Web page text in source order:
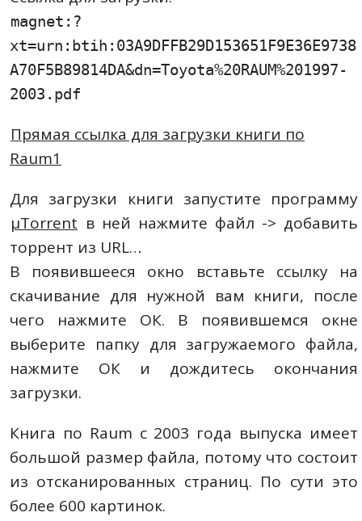
magnet:?
xt=urn:btih:03A9DFFB29D153651F9E36E9738
A70F5B89814DA&dn=Toyota%20RAUM%201997-
2003.pdf
Прямая ссылка для загрузки книги по
Raum1
Для загрузки книги запустите программу
µTorrent в ней нажмите файл -> добавить
торрент из URL…
В появившееся окно вставьте ссылку на
скачивание для нужной вам книги, после
чего нажмите ОК. В появившемся окне
выберите папку для загружаемого файла,
нажмите ОК и дождитесь окончания
загрузки.
Книга по Raum c 2003 года выпуска имеет
большой размер файла, потому что состоит
из отсканированных страниц. По сути это
более 600 картинок.